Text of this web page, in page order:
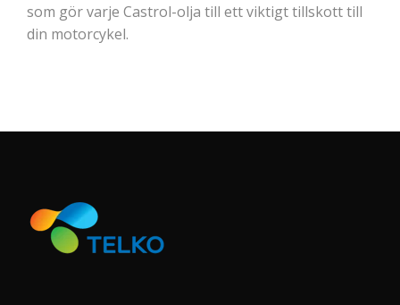
som gör varje Castrol-olja till ett viktigt tillskott till
din motorcykel.